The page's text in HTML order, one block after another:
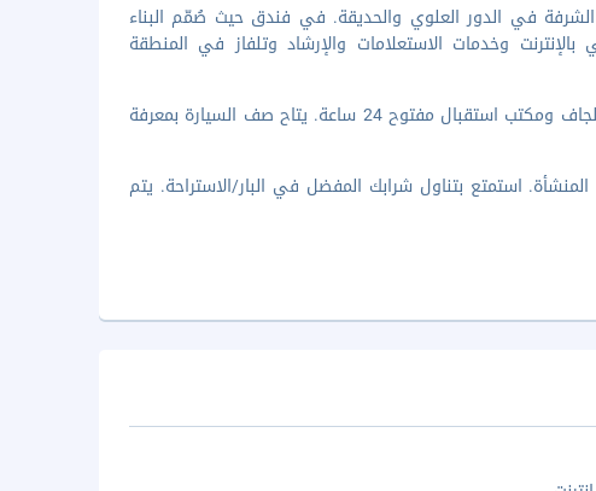
الشرفة في الدور العلوي والحديقة. في فندق حيث صُمّم البناء
وخدمات الاستعلامات والإرشاد وتلفاز في المنطقة
تضم وسائل الرائحة المميزة مركز لرجال الأعمال وخدمة الغسيل/التنظيف الجاف ومكتب استقبال مفتوح 24 ساعة. يتاح صف السيارة بمعرفة
استمتع بتناول شرابك المفضل في البار/الاستراحة. يتم